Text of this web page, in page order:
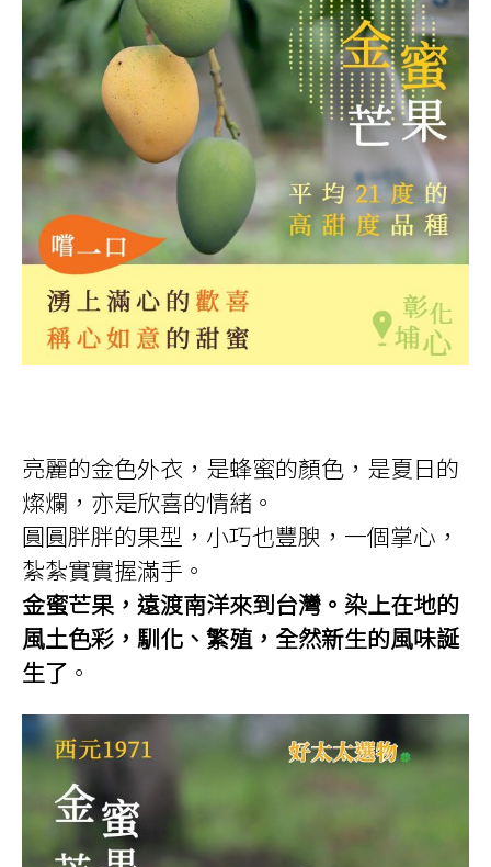
芒
果
數
量
亮麗的金色外衣，是蜂蜜的顏色，是夏日的
燦爛，亦是欣喜的情緒。
圓圓胖胖的果型，小巧也豐腴，一個掌心，
紮紮實實握滿手。
金蜜芒果，遠渡南洋來到台灣。染上在地的
風土色彩，馴化、繁殖，全然新生的風味誕
生了 。